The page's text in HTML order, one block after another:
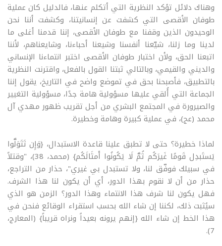
وهناك دلائل تؤكد النظرية التي أتكلم عنها، فالدليل كان عملية
طوفان الأقصى التي كشفت عن إنسانيتنا، وكشفت أننا نحن
الوحيدون الذين وقفنا مع طوفان الأقصى، إننا قدمنا أغلى ما
لدينا وما زلنا، شيّعنا أنفسنا وشيعنا أحباءنا، وشايعناهم، لأننا
اتبعنا الحق، ولأن اختبار طوفان الأقصى اختبر انتماءنا الإنساني
والديني والقيمي، وبالتالي ثبتنا القول بالفعل، واقترنت النظرية
بالتطبيق، فأصبحنا بحق في تموضع واضح في التاريخ، يقول إننا
الجماعة التي أُلقي عليها مسؤولية هامة جدًا، مسؤولية التغيير
والصيرورة في المجتمع البشري من أجل تقريب ظهور مهدي آل
محمد (عج)، في عملية كبيرة وهامة وخطيرة.
لماذا خطيرة؟ حتى لا تطبق علينا قاعدة الاستبدال، {وَإِن تَتَوَلَّوا
يَستَبدِل قَومًا غَيرَكُم ثُمَّ لَا يَكُونُوا أَمثَالَكُم} (محمد، 38)، "وقتلاً
في سبيلك فوفّق لنا، ولا تستبدل بي غيري"، حذار من التراجع،
حذار من أن لا نقوم بهذا الدور، أي أن يكون لنا هذا الشرف.
فهل يكون لنا شرف هذا الانتماء وهذا الدور؟ الزمن هو الذي
سيُثبت ذلك، لكننا إن شاء الله بحسب استقراء الوقائع فنحن في
هذا الخط إن شاء الله {إنهم يرونه بعيداً ونراه قريباً} (المعارج،
7).